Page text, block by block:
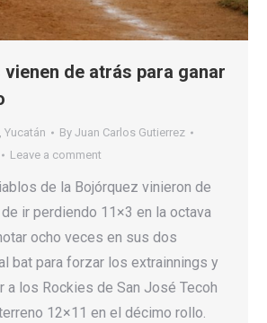
vienen de atrás para ganar
, Yucatán By Juan Carlos Gutierrez
Leave a comment
de la Bojórquez vinieron de
ir perdiendo 11×3 en la octava
ocho veces en sus dos
bat para forzar los extrainnings y
a los Rockies de San José Tecoh
12×11 en el décimo rollo.